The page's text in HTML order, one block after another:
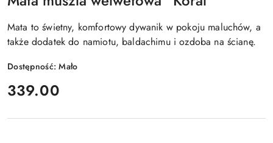
Mata to świetny, komfortowy dywanik w pokoju maluchów, a
także dodatek do namiotu, baldachimu i ozdoba na ścianę.
Dostępność:Mało
cena:
339.00